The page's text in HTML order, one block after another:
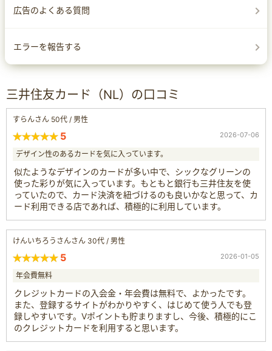
広告のよくある質問
エラーを報告する
三井住友カード（NL）の口コミ
すらんさん 50代 / 男性
5 2026-07-06
デザイン性のあるカードを気に入っています。
似たようなデザインのカードが多い中で、シックなグリーンの
使った彩りが気に入っています。もともと銀行も三井住友を使
っていたので、カード決済を紐づけるのも良いかなと思って、カ
ード利用できる店であれば、積極的に利用しています。
けんいちろうさんさん 30代 / 男性
5 2026-01-05
年会費無料
クレジットカードの入会金・年会費は無料で、よかったです。
また、登録するサイトがわかりやすく、はじめて使う人でも登
録しやすいです。Vポイントも貯まりますし、今後、積極的にこ
のクレジットカードを利用すると思います。